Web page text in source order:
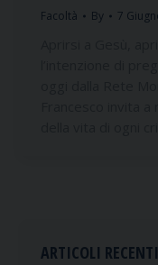
Facoltà By 7
ARTICOLI RECENTI